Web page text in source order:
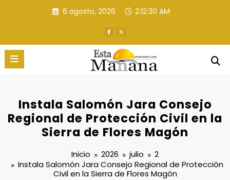
6 agosto, 2026 2:12:31 AM
Instala Salomón Jara Consejo
Regional de Protección Civil en la
Sierra de Flores Magón
Inicio 2026 julio
2
Instala Salomón Jara Consejo Regional de Protección
Civil en la Sierra de Flores Magón